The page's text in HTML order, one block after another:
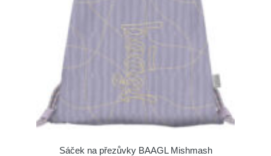
Sáček na přezůvky BAAGL Mishmash